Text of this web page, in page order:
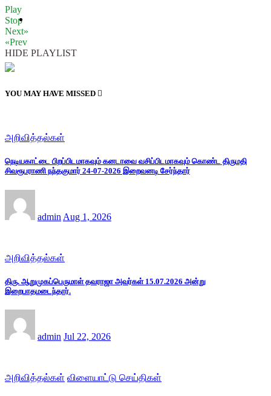
Play
Stop
Next»
«Prev
HIDE PLAYLIST
YOU MAY HAVE MISSED
அறிவித்தல்கள்
நெடியகாட்டை பிறப்பிடமாகவும் கனடாவை வசிப்பிடமாகவும் கொண்ட திருமதி
சிவரூபராணி நந்தகுமார் 24-07-2026 இறைவனடி சேர்ந்தார்
admin Aug 1, 2026
அறிவித்தல்கள்
திரு. ஆறுமுகப்பெருமாள் தவராஜா அவர்கள் 15.07.2026 அன்று
இறைபாதமடைந்தார்.
admin Jul 22, 2026
அறிவித்தல்கள் விளையாட்டு செய்திகள்